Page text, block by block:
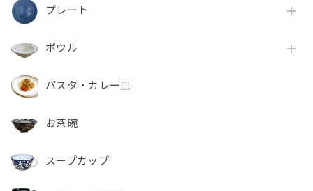
プレート
ボウル
パスタ・カレー皿
お茶碗
スープカップ